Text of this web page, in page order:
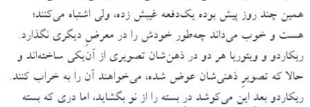
همین‌ چند روز پیش بوده یک‌دفعه غیبش زده، ولی اشتباه می‌کنند؛
هست و خوب می‌داند چه‌طور خودش را در معرضِ دیگری نگذارد.
ریکاردو و ویتوریا هر دو در ذهن‌شان تصویری از آن‌یکی ساخته‌اند و
حالا که تصویرِ ذهنی‌شان عوض شده، می‌‌خواهند آن ‌را به خراب کنند.
ریکاردو بعدِ این می‌کوشد درِ بسته را از نو بگشاید، اما دری که بسته